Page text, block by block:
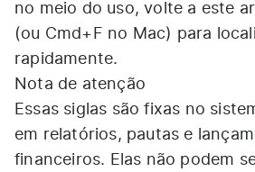
no meio do uso, volte a este
(ou Cmd+F no Mac) para
rapidamente.
Nota de atenção
Essas siglas são fixas no
em relatórios, pautas e
financeiros. Elas não podem